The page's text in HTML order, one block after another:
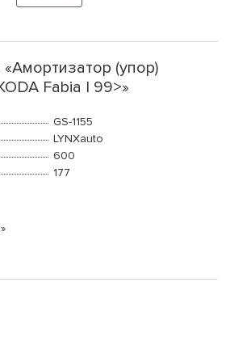
(упор)
Fabia I 99>»
GS-1155
LYNXauto
600
177